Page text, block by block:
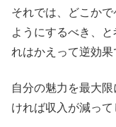
それでは、どこか
ようにするべき、
れはかえって逆効果
自分の魅力を最大
ければ収入が減って